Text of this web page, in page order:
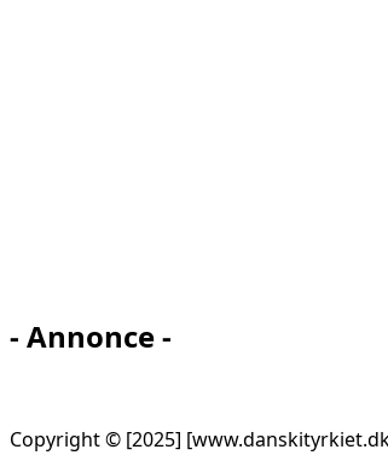
- Annonce -
Copyright © [2025]